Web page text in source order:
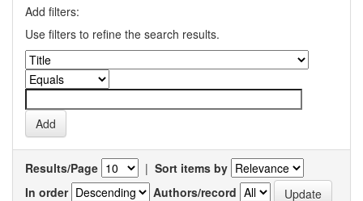
Add filters:
Use filters to refine the search results.
Results/Page | Sort items by
In order
Authors/record